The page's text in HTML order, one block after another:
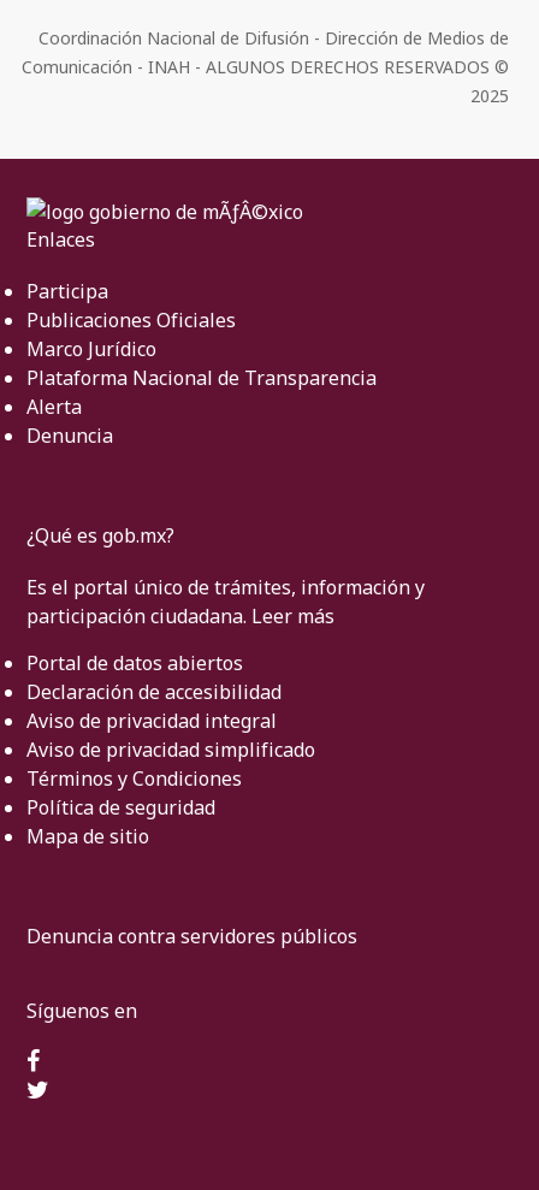
Coordinación Nacional de Difusión - Dirección de Medios de
Comunicación - INAH - ALGUNOS DERECHOS RESERVADOS ©
2025
Enlaces
Participa
Publicaciones Oficiales
Marco Jurídico
Plataforma Nacional de Transparencia
Alerta
Denuncia
¿Qué es gob.mx?
Es el portal único de trámites, información y
participación ciudadana. Leer más
Portal de datos abiertos
Declaración de accesibilidad
Aviso de privacidad integral
Aviso de privacidad simplificado
Términos y Condiciones
Política de seguridad
Mapa de sitio
Denuncia contra servidores públicos
Síguenos en